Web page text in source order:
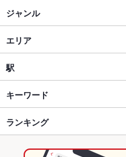
ジャンル
居酒屋
海鮮
所沢 × 居酒屋
所沢 × 海鮮
所沢駅 × 居酒屋
エリア
所沢駅
所沢駅 × 居酒屋
所沢駅 × 海鮮
所沢駅 × 和食
駅
所沢駅
西所沢駅
キーワード
からあげ
ランキング
埼玉のグルメランキング